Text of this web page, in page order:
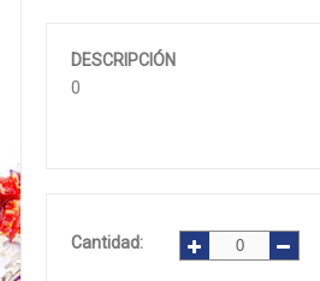
DESCRIPCIÓN
0
Cantidad: